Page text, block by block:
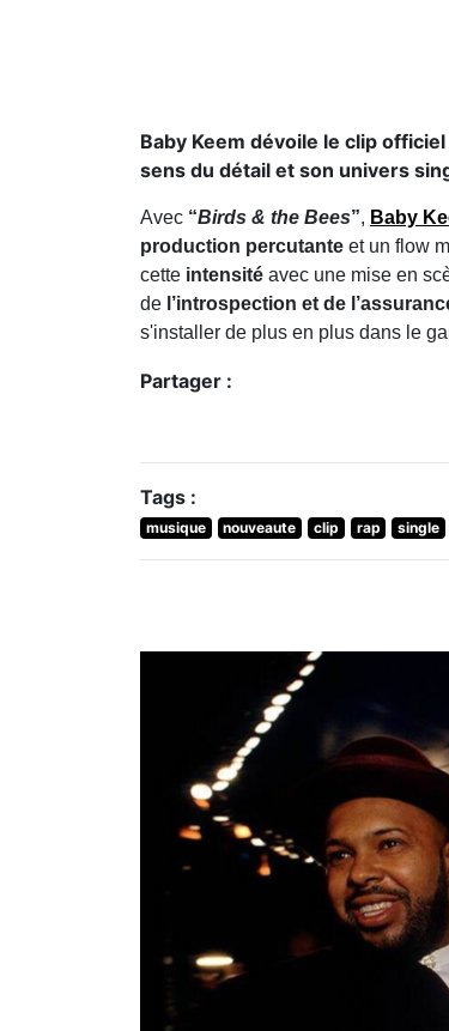
Baby Keem dévoile le clip
sens du détail et son univers
Avec “Birds & the Bees”, Baby
production percutante et un flow
cette intensité avec une mise en
de l’introspection et de
s'installer de plus en plus dans le
Partager :
Tags :
musique nouveaute clip rap single